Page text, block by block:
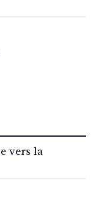
vers la